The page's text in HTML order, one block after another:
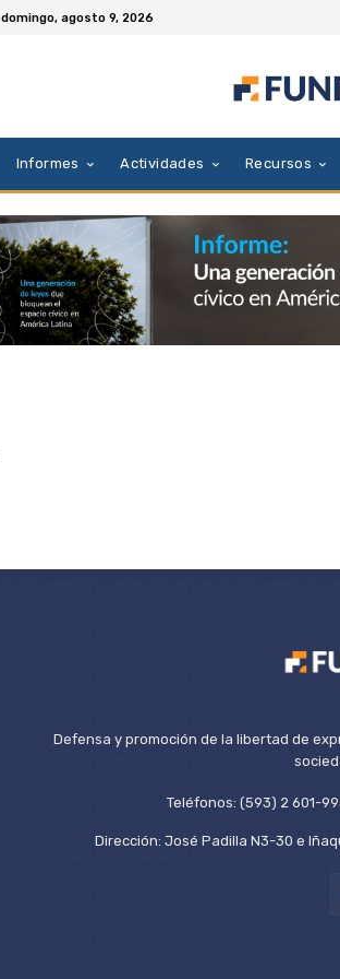
domingo, agosto 9, 2026
Informes Actividades Recursos
Defensa y promoción de la libertad de
Teléfonos: (593) 2 601-
Dirección: José Padilla N3-30 e